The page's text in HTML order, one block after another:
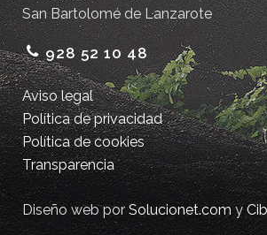
San Bartolomé de Lanzarote
928 52 10 48
Aviso legal
Política de privacidad
Política de cookies
Transparencia
Diseño web porSolucionet.comy